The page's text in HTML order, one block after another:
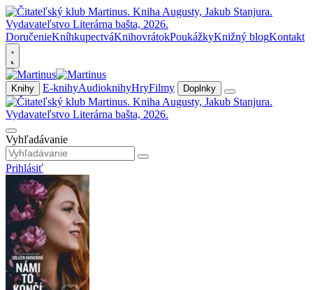
DoručenieKníhkupectváKnihovrátokPoukážkyKnižný blogKontakt
Knihy E-knihyAudioknihyHryFilmy Doplnky
Vyhľadávanie
Prihlásiť